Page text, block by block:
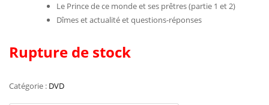
Le Prince de ce monde et ses prêtres (partie 1 et 2)
Dîmes et actualité et questions-réponses
Rupture de stock
Catégorie : DVD